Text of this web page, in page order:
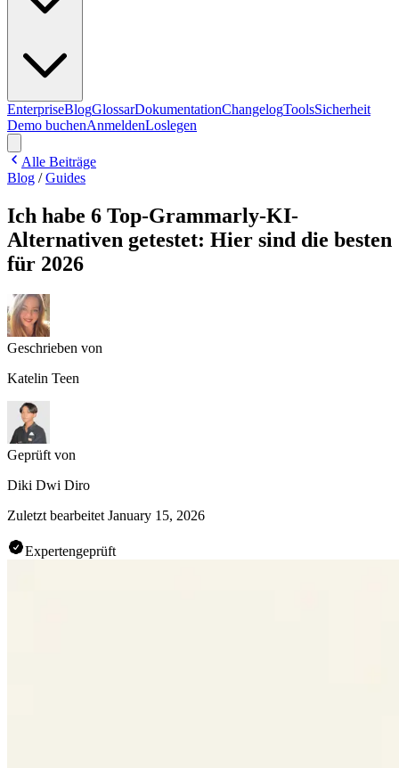
EnterpriseBlogGlossarDokumentationChangelogToolsSicherheit
Demo buchenAnmeldenLoslegen
Alle Beiträge
Blog /Guides
Ich habe 6 Top-Grammarly-KI-
Alternativen getestet: Hier sind die besten
für 2026
Geschrieben von
Katelin Teen
Geprüft von
Diki Dwi Diro
Zuletzt bearbeitet January 15, 2026
Expertengeprüft